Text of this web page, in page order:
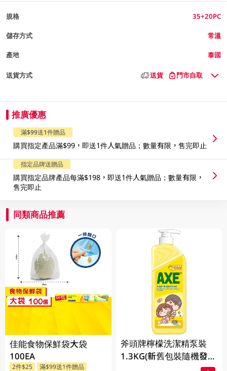
規格 35+20PC
儲存方式 常溫
產地 泰國
送貨方式 送貨 門市自取
推廣優惠
滿$99送1件贈品
購買指定產品滿$99，即送1件人氣贈品；數量有限，售完即止
指定品牌送贈品
購買指定品牌產品每滿$198，即送1件人氣贈品；數量有限，
售完即止
同類商品推薦
佳能食物保鮮袋大袋
100EA
2件$25
滿$99送1件贈品
斧頭牌檸檬洗潔精泵裝
1.3KG(新舊包裝隨機發